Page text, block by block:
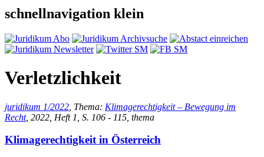
schnellnavigation klein
Verletzlichkeit
juridikum 1/2022 , Thema: Klimagerechtigkeit – Bewegung im
Recht, 2022, Heft 1, S. 106 - 115, thema
Klimagerechtigkeit in Österreich